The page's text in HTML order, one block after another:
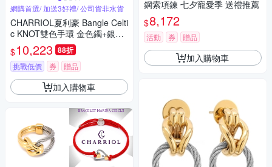
網購首選/ 加送3好禮/ 公司貨非水貨
CHARRIOL夏利豪 Bangle Celti
c KNOT雙色手環 金色鐲+銀索
M款 C6(04-104-1277-0)
$10,223 88折
挑戰低價 券 贈品
加入購物車
鋼索項鍊 七夕寵愛季 送禮推薦
$8,172
活動 券 贈品
加入購物車